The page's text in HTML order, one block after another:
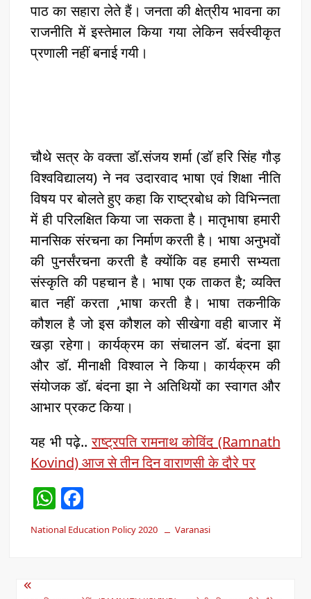
पाठ का सहारा लेते हैं। जनता की क्षेत्रीय भावना का
राजनीति में इस्तेमाल किया गया लेकिन सर्वस्वीकृत
प्रणाली नहीं बनाई गयी।
चौथे सत्र के वक्ता डॉ.संजय शर्मा (डॉ हरि सिंह गौड़
विश्वविद्यालय) ने नव उदारवाद भाषा एवं शिक्षा नीति
विषय पर बोलते हुए कहा कि राष्ट्रबोध को विभिन्नता
में ही परिलक्षित किया जा सकता है। मातृभाषा हमारी
मानसिक संरचना का निर्माण करती है। भाषा अनुभवों
की पुनर्संरचना करती है क्योंकि वह हमारी सभ्यता
संस्कृति की पहचान है। भाषा एक ताकत है; व्यक्ति
बात नहीं करता ,भाषा करती है। भाषा तकनीकि
कौशल है जो इस कौशल को सीखेगा वही बाजार में
खड़ा रहेगा। कार्यक्रम का संचालन डॉ. बंदना झा
और डॉ. मीनाक्षी विश्वाल ने किया। कार्यक्रम की
संयोजक डॉ. बंदना झा ने अतिथियों का स्वागत और
आभार प्रकट किया।
यह भी पढ़े..राष्ट्रपति रामनाथ कोविंद (Ramnath
Kovind) आज से तीन दिन वाराणसी के दौरे पर
W
h
at
a
c
National Education Policy 2020 Varanasi
Post